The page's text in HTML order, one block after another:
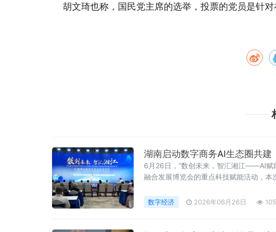
胡文琦也称，国民党主席的选举，投票的党员是针
湖南启动数字商务AI生态圈共
6月26日，“数创未来，智汇湘江——AI赋
融合发展博览会的重点科技赋能活动，
湖南省商务厅党组成员、副厅长石峰岗在
数字经济 2026年06月26日